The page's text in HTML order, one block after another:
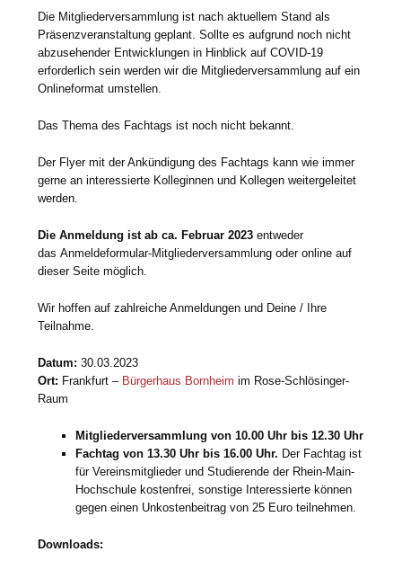
Die Mitgliederversammlung ist nach aktuellem Stand als
Präsenzveranstaltung geplant. Sollte es aufgrund noch nicht
abzusehender Entwicklungen in Hinblick auf COVID-19
erforderlich sein werden wir die Mitgliederversammlung auf ein
Onlineformat umstellen.
Das Thema des Fachtags ist noch nicht bekannt.
Der Flyer mit der Ankündigung des Fachtags kann wie immer
gerne an interessierte Kolleginnen und Kollegen weitergeleitet
werden.
Die Anmeldung ist ab ca. Februar 2023entweder
das Anmeldeformular-Mitgliederversammlung oder online auf
dieser Seite möglich.
Wir hoffen auf zahlreiche Anmeldungen und Deine / Ihre
Teilnahme.
Datum:30.03.2023
Ort: Frankfurt – Bürgerhaus Bornheim im Rose-Schlösinger-
Raum
Mitgliederversammlung von 10.00 Uhr bis 12.30 Uhr
Fachtag von 13.30 Uhr bis 16.00 Uhr. Der Fachtag ist
für Vereinsmitglieder und Studierende der Rhein-Main-
Hochschule kostenfrei, sonstige Interessierte können
gegen einen Unkostenbeitrag von 25 Euro teilnehmen.
Downloads: